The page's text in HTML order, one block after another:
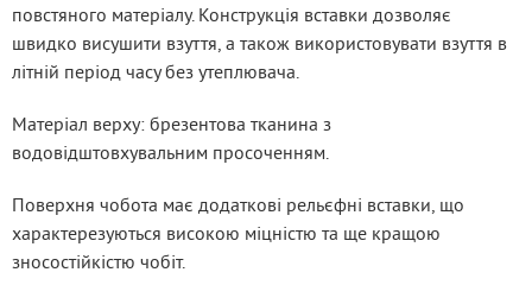
повстяного матеріалу. Конструкція вставки дозволяє
швидко висушити взуття, а також використовувати взуття в
літній період часу без утеплювача.
Матеріал верху: брезентова тканина з
водовідштовхувальним просоченням.
Поверхня чобота має додаткові рельєфні вставки, що
характерезуються високою міцністю та ще кращою
зносостійкістю чобіт.